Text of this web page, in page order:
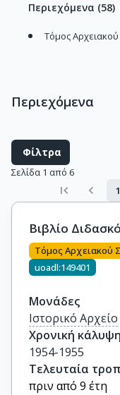
Περιεχόμενα (58)
Τόμος
Περιεχόμενα
Φίλτρα
Σελίδα 1 από 6
1
Βιβλίο
Τόμος Αρχειακού
uoadl:149401
Μονάδες
Ιστορικό Αρχείο
Χρονική κάλυψη
1954-1955
Τελευταία
πριν από 9 έτη